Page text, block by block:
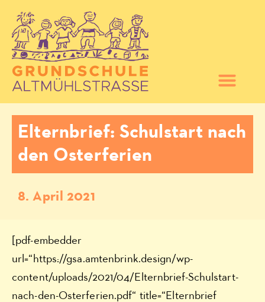
Elternbrief: Schulstart nach
den Osterferien
8. April 2021
[pdf-embedder
url=“https://gsa.amtenbrink.design/wp-
content/uploads/2021/04/Elternbrief-Schulstart-
nach-den-Osterferien.pdf“ title=“Elternbrief